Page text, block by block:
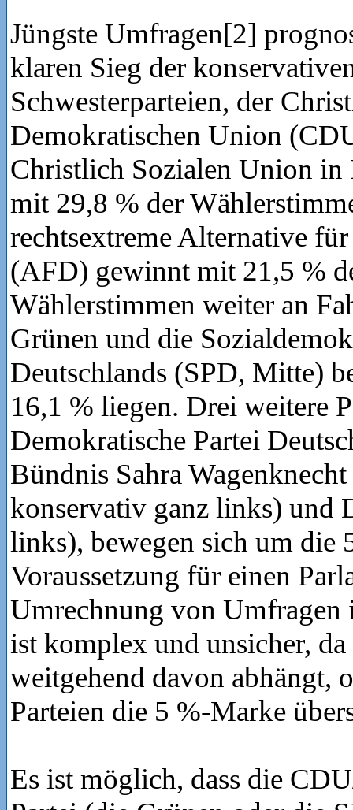
Jüngste Umfragen[2]
klaren Sieg der
Schwesterparteien, der
Demokratischen Union
Christlich Sozialen Union in
mit 29,8 % der
rechtsextreme Alternative
(AFD) gewinnt mit 21,5 %
Wählerstimmen weiter an
Grünen und die
Deutschlands (SPD, Mitte)
16,1 % liegen. Drei weitere
Demokratische Partei
Bündnis Sahra
konservativ ganz links) und
links), bewegen sich um die
Voraussetzung für einen
Umrechnung von Umfragen
ist komplex und unsicher, da
weitgehend davon abhängt,
Parteien die 5 %-Marke
Es ist möglich, dass die